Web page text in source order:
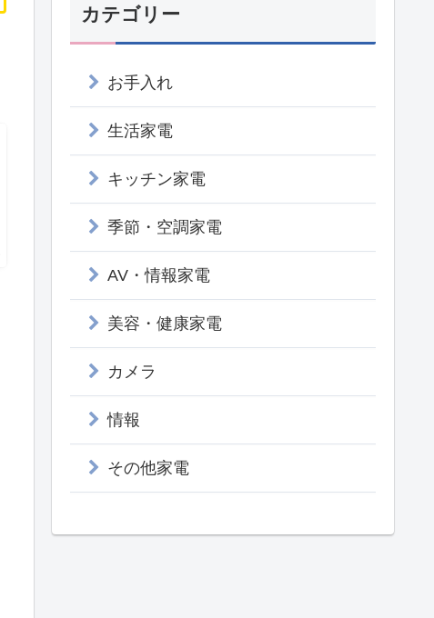
カテゴリー
お手入れ
生活家電
キッチン家電
季節・空調家電
AV・情報家電
美容・健康家電
カメラ
情報
その他家電